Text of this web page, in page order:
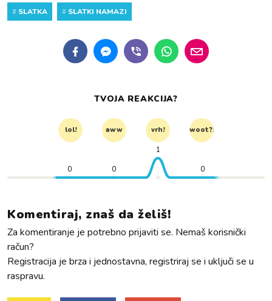
# SLATKA # SLATKI NAMAZI
TVOJA REAKCIJA?
lol! aww vrh! woot?!
0 0
1
0
Komentiraj, znaš da želiš!
Za komentiranje je potrebno prijaviti se. Nemaš korisnički
račun?
Registracija je brza i jednostavna, registriraj se i uključi se u
raspravu.